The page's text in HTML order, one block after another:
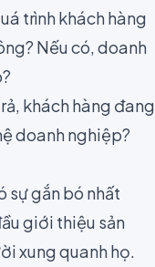
trình khách hàng
Nếu có, doanh
khách hàng đang
doanh nghiệp?
sự gắn bó nhất
giới thiệu sản
xung quanh họ.